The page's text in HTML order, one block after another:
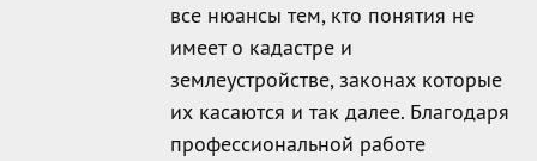
все нюансы тем, кто понятия не
имеет о кадастре и
землеустройстве, законах которые
их касаются и так далее. Благодаря
профессиональной работе